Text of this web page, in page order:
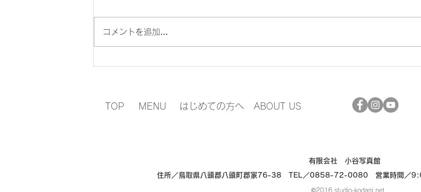
「入学写真」
卒業写真ご予約受付中
コメントを追加…
TOP MENU はじめての方へ ABOUT US
​有限会社 小谷写真館
住所／鳥取県八頭郡八頭町郡家76-38 TEL／0858-72-0080 営業時間／
©️2016 studio-kodani.net